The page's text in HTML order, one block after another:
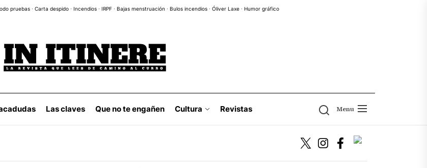
pruebas· Carta despido· Incendios· IRPF· Bajas menstruación · Bulos incendios· Óliver Laxe· Humor gráfico
Las claves Que no te engañen Cultura Revistas Menu